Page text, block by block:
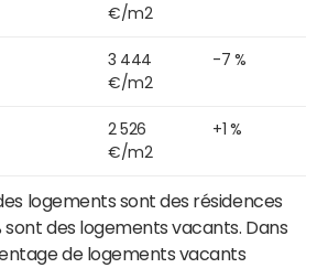
€/m2
3 444
€/m2
-7 %
2 526
€/m2
+1 %
logements sont des résidences
sont des logements vacants. Dans
de logements vacants